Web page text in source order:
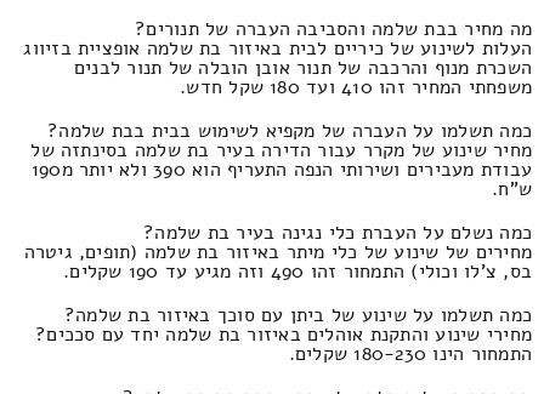
מה מחיר בבת שלמה והסביבה העברה של תנורים?
העלות לשינוע של כיריים לבית באיזור בת שלמה אופציית בזיווג
השכרת מנוף והרכבה של תנור אובן הובלה של תנור לבנים
משפחתי המחיר זהו 410 ועד 180 שקל חדש.
כמה תשלמו על העברה של מקפיא לשימוש בבית בבת שלמה?
מחיר שינוע של מקרר עבור הדירה בעיר בת שלמה בסינתזה של
עבודת מעבירים ושירותי הנפה התעריף הוא 390 ולא יותר מ190
ש"ח.
כמה נשלם על העברת כלי נגינה בעיר בת שלמה?
מחירים של שינוע של כלי מיתר באיזור בת שלמה (תופים, גיטרה
בס, צ'לו וכולי) התמחור זהו 490 וזה מגיע עד 190 שקלים.
כמה תשלמו על שינוע של ביתן עם סוכך באיזור בת שלמה?
מחירי שינוע והתקנת אוהלים באיזור בת שלמה יחד עם סככים?
התמחור הינו 180-230 שקלים.